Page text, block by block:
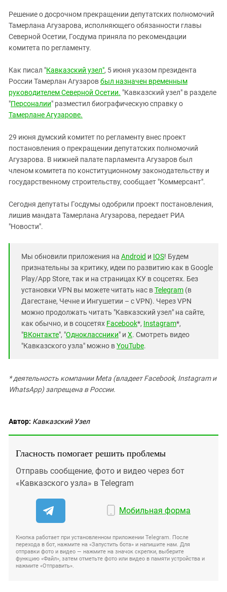
КАВКАЗ ЗА ПАЛЕСТИНУ
ИНАКОМЫСЛИЕ В ЧЕЧНЕ
ПРЕСЛЕДОВАНИЕ АКТИВИСТОВ
Ингушетия
Кабардино-Балкария
Карачаево-Черкесия
Краснодарский край
Нагорный Карабах
Российская Федерация
Ростовская область
Северная Осетия - Алания
СКФО
Ставропольский край
Южная Осетия
Южный Кавказ
Решение о досрочном прекращении депутатских полномочий
Тамерлана Агузарова, исполняющего обязанности главы
Северной Осетии, Госдума приняла по рекомендации
комитета по регламенту.
Как писал "Кавказский узел", 5 июня указом президента
России Тамерлан Агузаровбыл назначен временным
руководителем Северной Осетии. "Кавказский узел" в разделе
"Персоналии" разместил биографическую справку о
Тамерлане Агузарове.
29 июня думский комитет по регламенту внес проект
постановления о прекращении депутатских полномочий
Агузарова. В нижней палате парламента Агузаров был
членом комитета по конституционному законодательству и
государственному строительству, сообщает "Коммерсант".
Сегодня депутаты Госдумы одобрили проект постановления,
лишив мандата Тамерлана Агузарова, передает РИА
"Новости".
Мы обновили приложения на Android и IOS! Будем
признательны за критику, идеи по развитию как в Google
Play/App Store, так и на страницах КУ в соцсетях. Без
установки VPN вы можете читать нас вTelegram (в
Дагестане, Чечне и Ингушетии – с VPN). Через VPN
можно продолжать читать "Кавказский узел" на сайте,
как обычно, и в соцсетях Facebook*, Instagram*,
"ВКонтакте", "Одноклассники" и X. Смотреть видео
"Кавказского узла" можно вYouTube.
* деятельность компании Meta (владеет Facebook, Instagram и
WhatsApp) запрещена в России.
Автор: Кавказский Узел
Гласность помогает решить проблемы
Отправь сообщение, фото и видео через бот
«Кавказского узла» в Telegram
Мобильная форма
Кнопка работает при установленном приложении Telegram. После
перехода в бот, нажмите на «Запустить бота» и напишите нам. Для
отправки фото и видео — нажмите на значок скрепки, выберите
функцию «Файл», затем отметьте фото или видео в памяти устройства и
нажмите «Отправить».